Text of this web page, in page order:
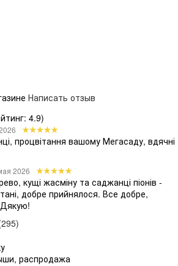
Написать отзыв
4.9)
процвітання вашому Мегасаду, вдячні
2026
кущі жасміну та саджанці піонів -
добре прийнялося. Все добре,
распродажа